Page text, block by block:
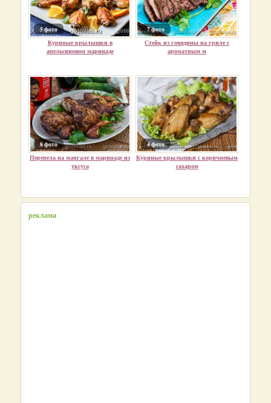
5 фото
Куриные крылышки в
апельсиновом маринаде
7 фото
Стейк из говядины на гриле с
ароматным м
8 фото
Перепела на мангале в маринаде из
уксуса
4 фото
Куриные крылышки с коричневым
сахаром
реклама